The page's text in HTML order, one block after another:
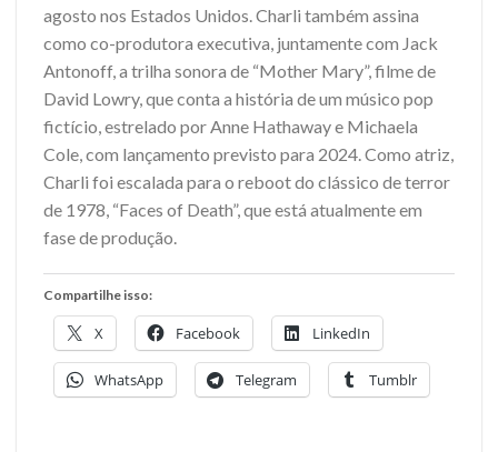
agosto nos Estados Unidos. Charli também assina
como co-produtora executiva, juntamente com Jack
Antonoff, a trilha sonora de “Mother Mary”, filme de
David Lowry, que conta a história de um músico pop
fictício, estrelado por Anne Hathaway e Michaela
Cole, com lançamento previsto para 2024. Como atriz,
Charli foi escalada para o reboot do clássico de terror
de 1978, “Faces of Death”, que está atualmente em
fase de produção.
Compartilhe isso:
X Facebook LinkedIn
WhatsApp Telegram Tumblr